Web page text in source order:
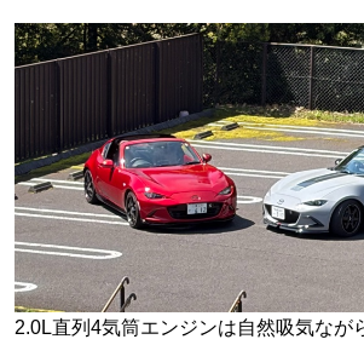
2.0L直列4気筒エンジンは自然吸気なが